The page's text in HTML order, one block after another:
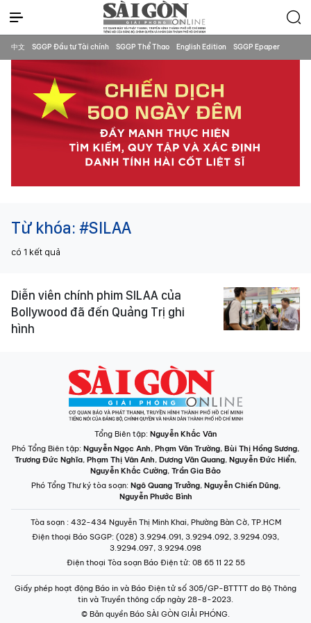
中文 SGGP Đầu tư Tài chính SGGP Thể Thao English Edition SGGP Epaper
Từ khóa: #SILAA
có 1 kết quả
Diễn viên chính phim SILAA của
Bollywood đã đến Quảng Trị ghi
hình
Tổng Biên tập: Nguyễn Khắc Văn
Phó Tổng Biên tập: Nguyễn Ngọc Anh, Phạm Văn Trường, Bùi Thị Hồng Sương,
Trương Đức Nghĩa, Phạm Thị Vân Anh, Dương Văn Quang, Nguyễn Đức Hiển,
Nguyễn Khắc Cường, Trần Gia Bảo
Phó Tổng Thư ký tòa soạn: Ngô Quang Trưởng, Nguyễn Chiến Dũng,
Nguyễn Phước Bình
Tòa soạn : 432-434 Nguyễn Thị Minh Khai, Phường Bàn Cờ, TP.HCM
Điện thoại Báo SGGP: (028) 3.9294.091, 3.9294.092, 3.9294.093,
3.9294.097, 3.9294.098
Điện thoại Tòa soạn Báo Điện tử: 08 65 11 22 55
Giấy phép hoạt động Báo in và Báo Điện tử số 305/GP-BTTTT do Bộ Thông
tin và Truyền thông cấp ngày 28-8-2023.
© Bản quyền Báo SÀI GÒN GIẢI PHÓNG.